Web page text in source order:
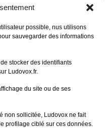
possible, nus utilisons
sauvegarder des informations
stocker des identifiants
Ludovox.fr.
du site ou de ses
non sollicitée, Ludovox ne fait
profilage ciblé sur ces données.
simple et les
les jeuxDune
entre
par une autre
bataille a lieu.
militaire qu’il
le combat (à
militaire
là, et avec un
des cartes de